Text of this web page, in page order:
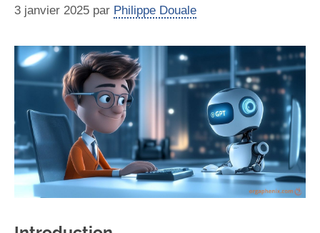
3 janvier 2025 par Philippe Douale